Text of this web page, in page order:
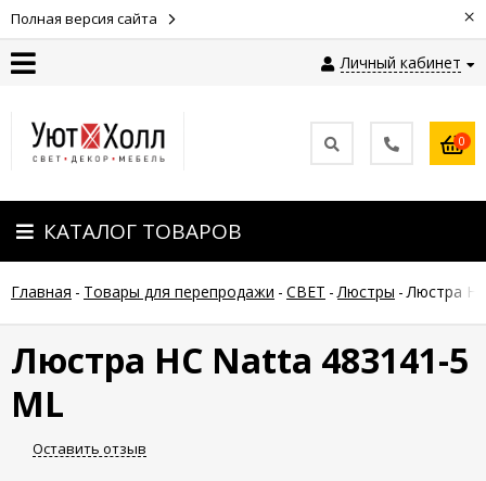
Полная версия сайта ×
Личный кабинет
Оплата
Доставка
Гарантия
возврат
Новости
0
КАТАЛОГ ТОВАРОВ
Главная - Товары для перепродажи - СВЕТ - Люстры - Люстра
Люстра НС Natta 483141-5
ML
Оставить отзыв